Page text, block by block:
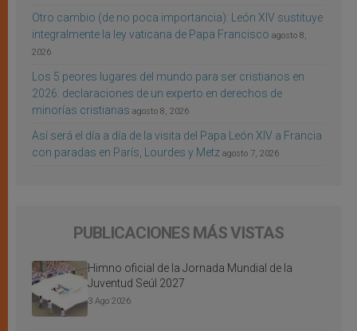
Otro cambio (de no poca importancia): León XIV sustituye
integralmente la ley vaticana de Papa Francisco agosto 8,
2026
Los 5 peores lugares del mundo para ser cristianos en
2026: declaraciones de un experto en derechos de
minorías cristianas agosto 8, 2026
Así será el día a día de la visita del Papa León XIV a Francia
con paradas en París, Lourdes y Metz agosto 7, 2026
PUBLICACIONES MÁS VISTAS
Himno oficial de la Jornada Mundial de la
Juventud Seúl 2027
3 Ago 2026